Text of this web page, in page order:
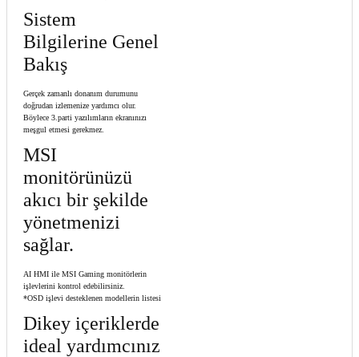
Sistem
Bilgilerine Genel
Bakış
Gerçek zamanlı donanım durumunu
doğrudan izlemenize yardımcı olur.
Böylece 3.parti yazılımların ekranınızı
meşgul etmesi gerekmez.
MSI
monitörünüzü
akıcı bir şekilde
yönetmenizi
sağlar.
AI HMI ile MSI Gaming monitörlerin
işlevlerini kontrol edebilirsiniz.
*OSD işlevi desteklenen modellerin listesi
Dikey içeriklerde
ideal yardımcınız